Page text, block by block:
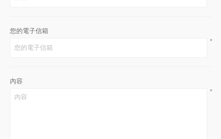
您的電子信箱
*
內容
*